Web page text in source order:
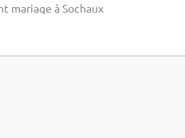
mariage à Sochaux